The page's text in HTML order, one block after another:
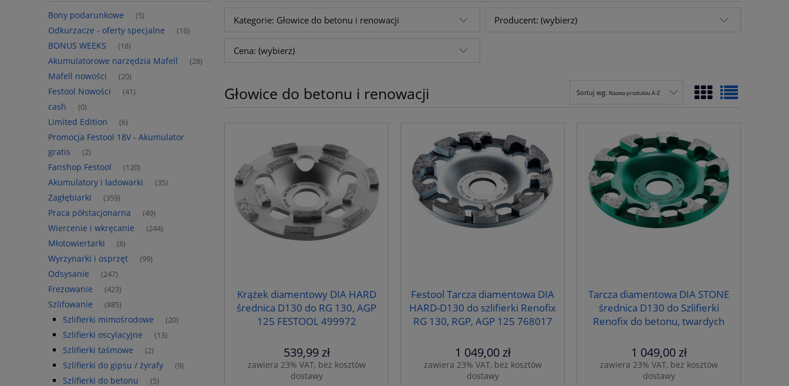
Bony podarunkowe (5)
Odkurzacze - oferty specjalne (16)
BONUS WEEKS (18)
Akumulatorowe narzędzia Mafell (28)
Mafell nowości (20)
Festool Nowości (41)
cash (0)
Limited Edition (6)
Promocja Festool 18V - Akumulator
gratis
(2)
Fanshop Festool (120)
Akumulatory i ładowarki (35)
Zagłębiarki (359)
Praca półstacjonarna (49)
Wiercenie i wkręcanie (244)
Młotowiertarki (8)
Wyrzynarki i osprzęt (99)
Odsysanie (247)
Frezowanie (423)
Szlifowanie (885)
Szlifierki mimośrodowe (20)
Szlifierki oscylacyjne (13)
Szlifierki taśmowe (2)
Szlifierki do gipsu / żyrafy (9)
Szlifierki do betonu (5)
Kategorie: Głowice do betonu i renowacji Producent: (wybierz)
Cena: (wybierz)
Głowice do betonu i renowacji Sortuj wg: Nazwa produktu A-Z
Krążek diamentowy DIA HARD
średnica D130 do RG 130, AGP
125 FESTOOL 499972
539,99 zł
zawiera 23% VAT, bez kosztów
dostawy
Festool Tarcza diamentowa DIA
HARD-D130 do szlifierki Renofix
RG 130, RGP, AGP 125 768017
1 049,00 zł
zawiera 23% VAT, bez kosztów
dostawy
Tarcza diamentowa DIA STONE
średnica D130 do Szlifierki
Renofix do betonu, twardych
1 049,00 zł
zawiera 23% VAT, bez kosztów
dostawy